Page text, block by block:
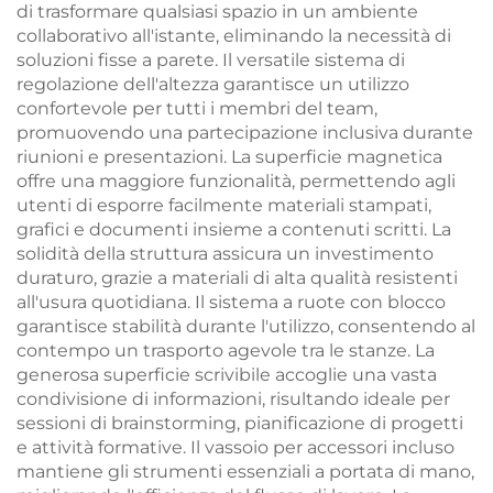
di trasformare qualsiasi spazio in un ambiente
collaborativo all'istante, eliminando la necessità di
soluzioni fisse a parete. Il versatile sistema di
regolazione dell'altezza garantisce un utilizzo
confortevole per tutti i membri del team,
promuovendo una partecipazione inclusiva durante
riunioni e presentazioni. La superficie magnetica
offre una maggiore funzionalità, permettendo agli
utenti di esporre facilmente materiali stampati,
grafici e documenti insieme a contenuti scritti. La
solidità della struttura assicura un investimento
duraturo, grazie a materiali di alta qualità resistenti
all'usura quotidiana. Il sistema a ruote con blocco
garantisce stabilità durante l'utilizzo, consentendo al
contempo un trasporto agevole tra le stanze. La
generosa superficie scrivibile accoglie una vasta
condivisione di informazioni, risultando ideale per
sessioni di brainstorming, pianificazione di progetti
e attività formative. Il vassoio per accessori incluso
mantiene gli strumenti essenziali a portata di mano,